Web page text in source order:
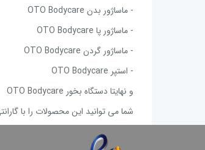
- ماساژور بدن OTO Bodycare
- ماساژور پا OTO Bodycare
- ماساژور گردن OTO Bodycare
- استپر OTO Bodycare
و نهایتا دستگاه بخور OTO Bodycare
شما می توانید این محصولات را با گارانتی یکساله